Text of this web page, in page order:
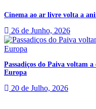
Cinema ao ar livre volta a
26 de Junho, 2026
Passadiços do Paiva voltam
Europa
20 de Julho, 2026